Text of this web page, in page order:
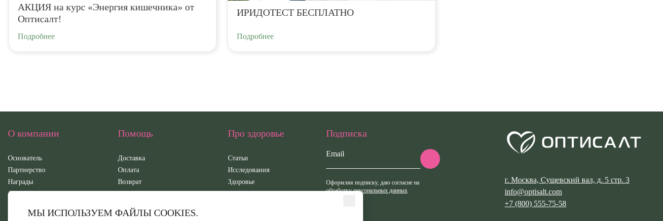
АКЦИЯ на курс «Энергия кишечника» от
Оптисалт!
Подробнее
ИРИДОТЕСТ БЕСПЛАТНО
Подробнее
МЫ ИСПОЛЬЗУЕМ ФАЙЛЫ COOKIES.
г. Москва, Сущевский вал, д. 5 стр. 3
info@optisalt.com
+7 (800) 555-75-58
Подписка
Email
Оформляя подписку, даю согласие на
обработку персональных данных
О компании
Основатель
Партнерство
Награды
Документация
Новости
Помощь
Доставка
Оплата
Возврат
Про здоровье
Статьи
Исследования
Здоровье